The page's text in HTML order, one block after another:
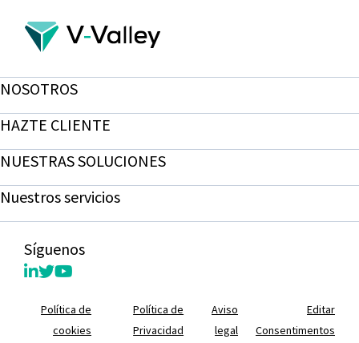
NOSOTROS
HAZTE CLIENTE
NUESTRAS SOLUCIONES
Nuestros servicios
Síguenos
Política de
cookies
Política de
Privacidad
Aviso
legal
Editar
Consentimentos